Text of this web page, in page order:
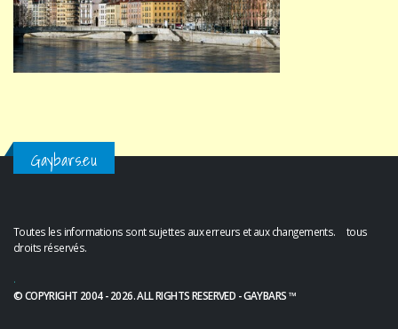
Gaybars.eu
Toutes les informations sont sujettes aux erreurs et aux changements. tous
droits réservés.
.
© COPYRIGHT 2004 - 2026. ALL RIGHTS RESERVED - GAYBARS ™